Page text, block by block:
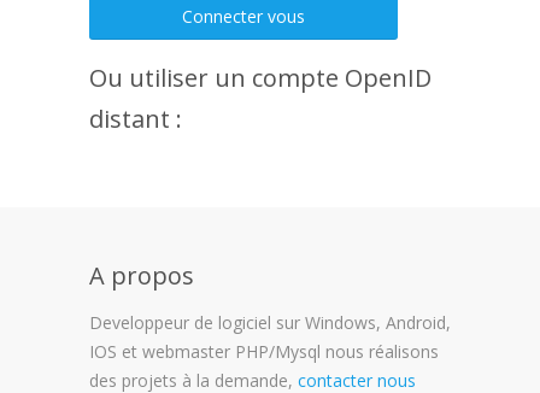
Connecter vous
Ou utiliser un compte OpenID
distant :
A propos
Developpeur de logiciel sur Windows, Android,
IOS et webmaster PHP/Mysql nous réalisons
des projets à la demande, contacter nous